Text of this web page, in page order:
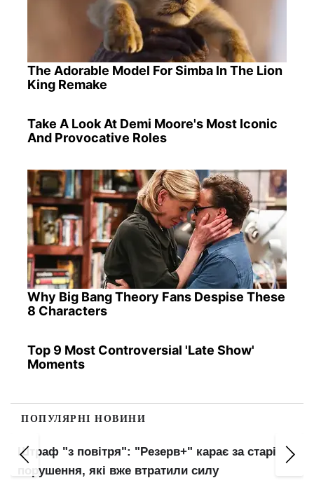
The Adorable Model For Simba In The Lion
King Remake
Take A Look At Demi Moore's Most Iconic
And Provocative Roles
Why Big Bang Theory Fans Despise These
8 Characters
Top 9 Most Controversial 'Late Show'
Moments
ПОПУЛЯРНІ НОВИНИ
Штраф "з повітря": "Резерв+" карає за старі
порушення, які вже втратили силу